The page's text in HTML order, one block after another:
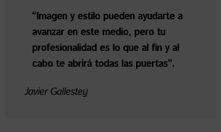
“Imagen y estilo pueden ayudarte a
avanzar en este medio, pero tu
profesionalidad es lo que al fin y al
cabo te abrirá todas las puertas”.
Javier Gallestey